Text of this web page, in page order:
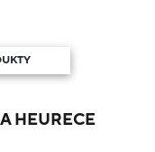
HEURECE